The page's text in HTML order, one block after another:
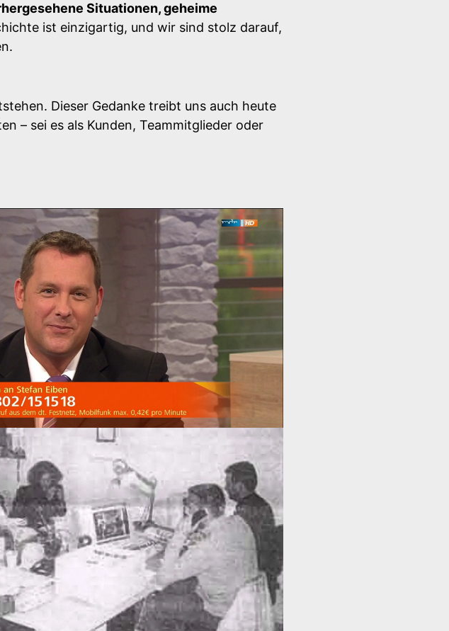
Situationen, geheime
ist einzigartig, und wir sind stolz darauf,
Dieser Gedanke treibt uns auch heute
– sei es als Kunden, Teammitglieder oder